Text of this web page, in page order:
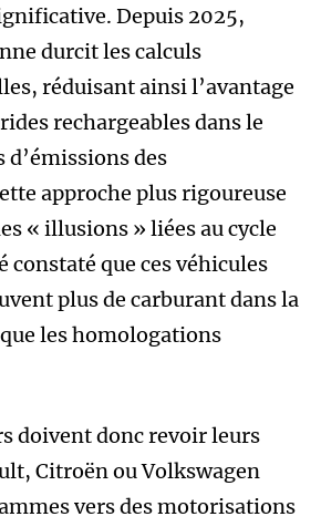
Depuis 2025,
durcit les calculs
réduisant ainsi l’avantage
rechargeables dans le
d’émissions des
approche plus rigoureuse
« illusions » liées au cycle
constaté que ces véhicules
plus de carburant dans la
les homologations
doivent donc revoir leurs
Citroën ou Volkswagen
vers des motorisations